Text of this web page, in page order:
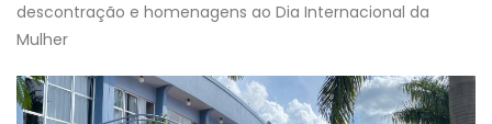
descontração e homenagens ao Dia Internacional da
Mulher